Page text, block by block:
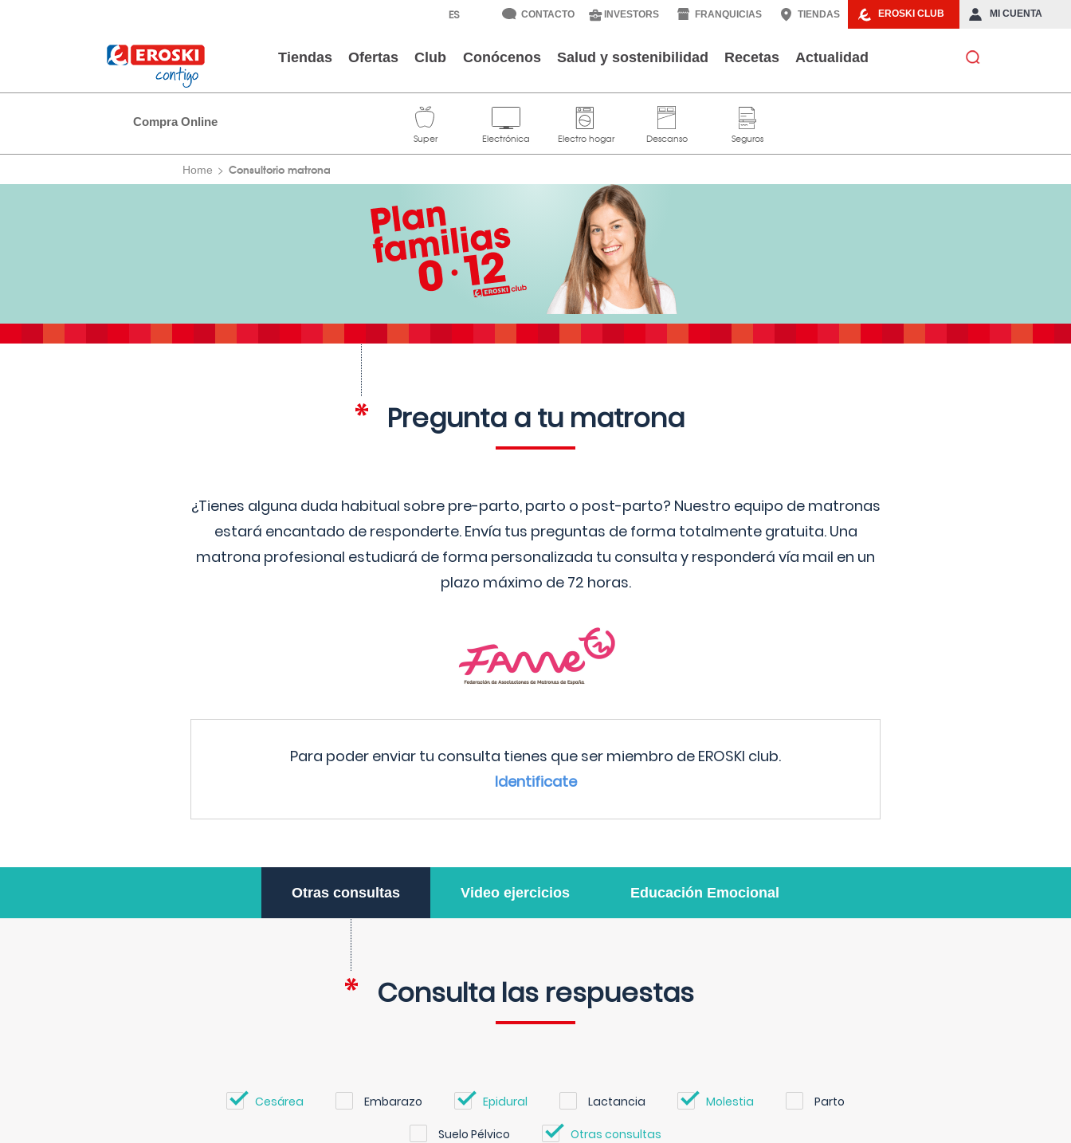
EROSKI CLUB MI CUENTA
CONTACTO INVESTORS FRANQUICIAS TIENDAS
Tiendas Ofertas Club Conócenos Salud y sostenibilidad Recetas Actualidad
Compra Online
Home Consultorio matrona
Pregunta a tu matrona
¿Tienes alguna duda habitual sobre pre-parto, parto o post-parto? Nuestro equipo de matronas
estará encantado de responderte. Envía tus preguntas de forma totalmente gratuita. Una
matrona profesional estudiará de forma personalizada tu consulta y responderá vía mail en un
plazo máximo de 72 horas.
Para poder enviar tu consulta tienes que ser miembro de EROSKI club.
Identificate
Otras consultas Video ejercicios Educación Emocional
Consulta las respuestas
Cesárea Embarazo Epidural Lactancia Molestia Parto
Suelo Pélvico Otras consultas